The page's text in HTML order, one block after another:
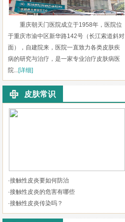
重庆朝天门医院成立于1958年，医院位
于重庆市渝中区新华路142号（长江索道斜对
面），自建院来，医院一直致力各类皮肤疾
病的研究与治疗，是一家专业治疗皮肤病医
院... [详细]
皮肤常识
·接触性皮炎要如何防治
·接触性皮炎的危害有哪些
·接触性皮炎传染吗？